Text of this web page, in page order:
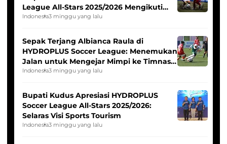
League All-Stars 2025/2026 Mengikuti
Seleksi Timnas Indonesia Putri
Indonesia3 minggu yang lalu
Sepak Terjang Albianca Raula di
HYDROPLUS Soccer League: Menemukan
Jalan untuk Mengejar Mimpi ke Timnas
Indonesia Putri
Indonesia3 minggu yang lalu
Bupati Kudus Apresiasi HYDROPLUS
Soccer League All-Stars 2025/2026:
Selaras Visi Sports Tourism
Indonesia3 minggu yang lalu